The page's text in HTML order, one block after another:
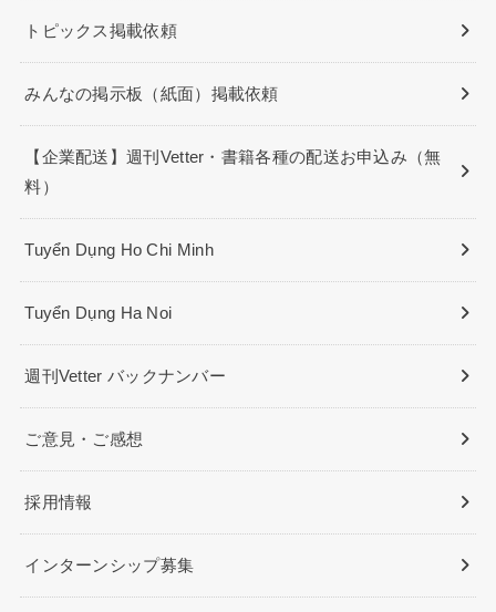
トピックス掲載依頼
みんなの掲示板（紙面）掲載依頼
【企業配送】週刊Vetter・書籍各種の配送お申込み（無
料）
Tuyển Dụng Ho Chi Minh
Tuyển Dụng Ha Noi
週刊Vetter バックナンバー
ご意見・ご感想
採用情報
インターンシップ募集